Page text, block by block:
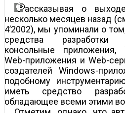
ассказывая о
несколько месяцев назад
4’2002), мы упоминали о
средства
консольные приложения,
Web-приложения и Web-
создателей Windows-
подобному
иметь средство
обладающее всеми этими